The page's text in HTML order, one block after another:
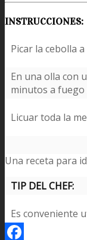
INSTRUCCIONES:
Picar la cebolla
En una olla con
minutos a fuego
Licuar toda la
Una receta para
TIP DEL CHEF:
Es conveniente